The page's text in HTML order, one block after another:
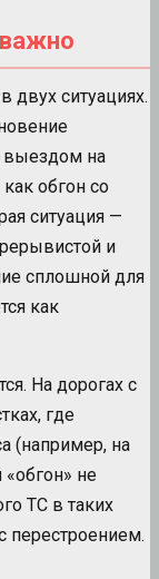
двух ситуациях.
выездом на
обгон со
ситуация —
и
сплошной для
как
На дорогах с
где
(например, на
не
ТС в таких
перестроением.